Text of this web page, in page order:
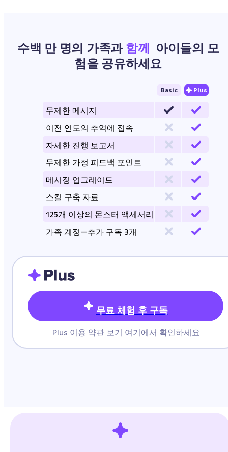
수백 만 명의 가족과 함께
아이들의 모
험을 공유하세요
Basic Plus
무제한 메시지
이전 연도의 추억에 접속
자세한 진행 보고서
무제한 가정 피드백 포인트
메시징 업그레이드
스킬 구축 자료
125개 이상의 몬스터 액세서리
가족 계정—추가 구독 3개
무료 체험 후 구독
Plus 이용 약관 보기 여기에서 확인하세요